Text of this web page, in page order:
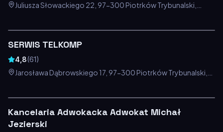
Juliusza Słowackiego 22, 97-300 Piotrków Trybunalski,
SERWIS TELKOMP
4,8(61)
Jarosława Dąbrowskiego 17, 97-300 Piotrków Trybunalski,
Kancelaria Adwokacka Adwokat Michał
Jezierski